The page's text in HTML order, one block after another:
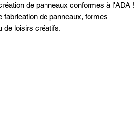
de panneaux conformes à l'ADA !
fabrication de panneaux, formes
de loisirs créatifs.